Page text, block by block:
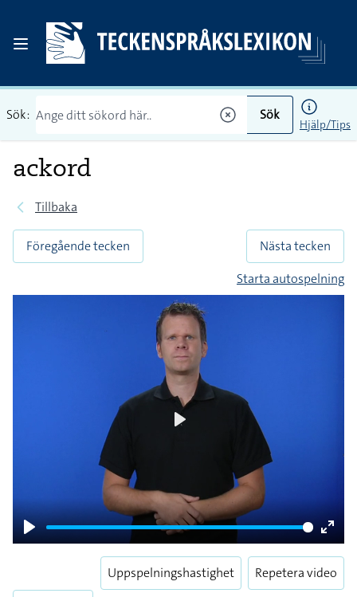
Sök: Sök
Hjälp/Tips
ackord
Tillbaka
Föregående tecken
Nästa tecken
Starta autospelning
Play
Enter
Uppspelningshastighet Repetera video